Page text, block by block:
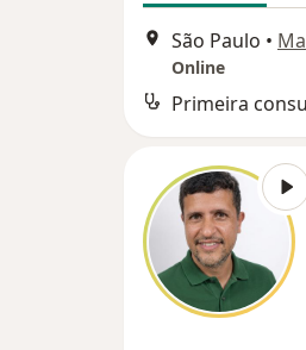
São Paulo •
Online
Primeira